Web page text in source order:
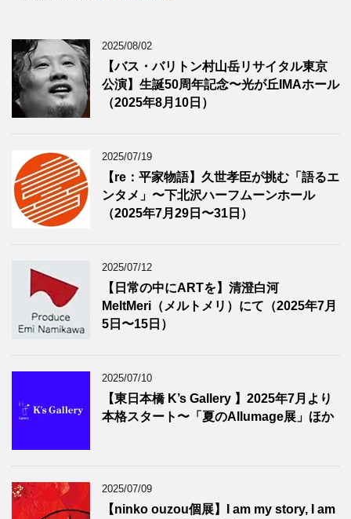
2025/08/02
【バス・バリトン村山岳リサイタル東京
公演】生誕50周年記念〜光が丘IMAホール
（2025年8月10日）
2025/07/19
【re：平家物語】久世孝臣が挑む「語るエ
ンタメ」〜下北沢ハーフムーンホール
（2025年7月29日〜31日）
2025/07/12
【日常の中にARTを】清澄白河
MeltMeri（メルトメリ）にて（2025年7月
5日〜15日）
2025/07/10
【東日本橋 K’s Gallery 】2025年7月より
本格スタート〜「夏のAllumage展」ほか
2025/07/09
【ninko ouzou個展】I am my story, I am